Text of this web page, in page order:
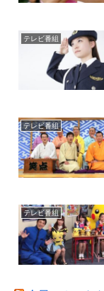
テレビ番組
テレビ番組
テレビ番組